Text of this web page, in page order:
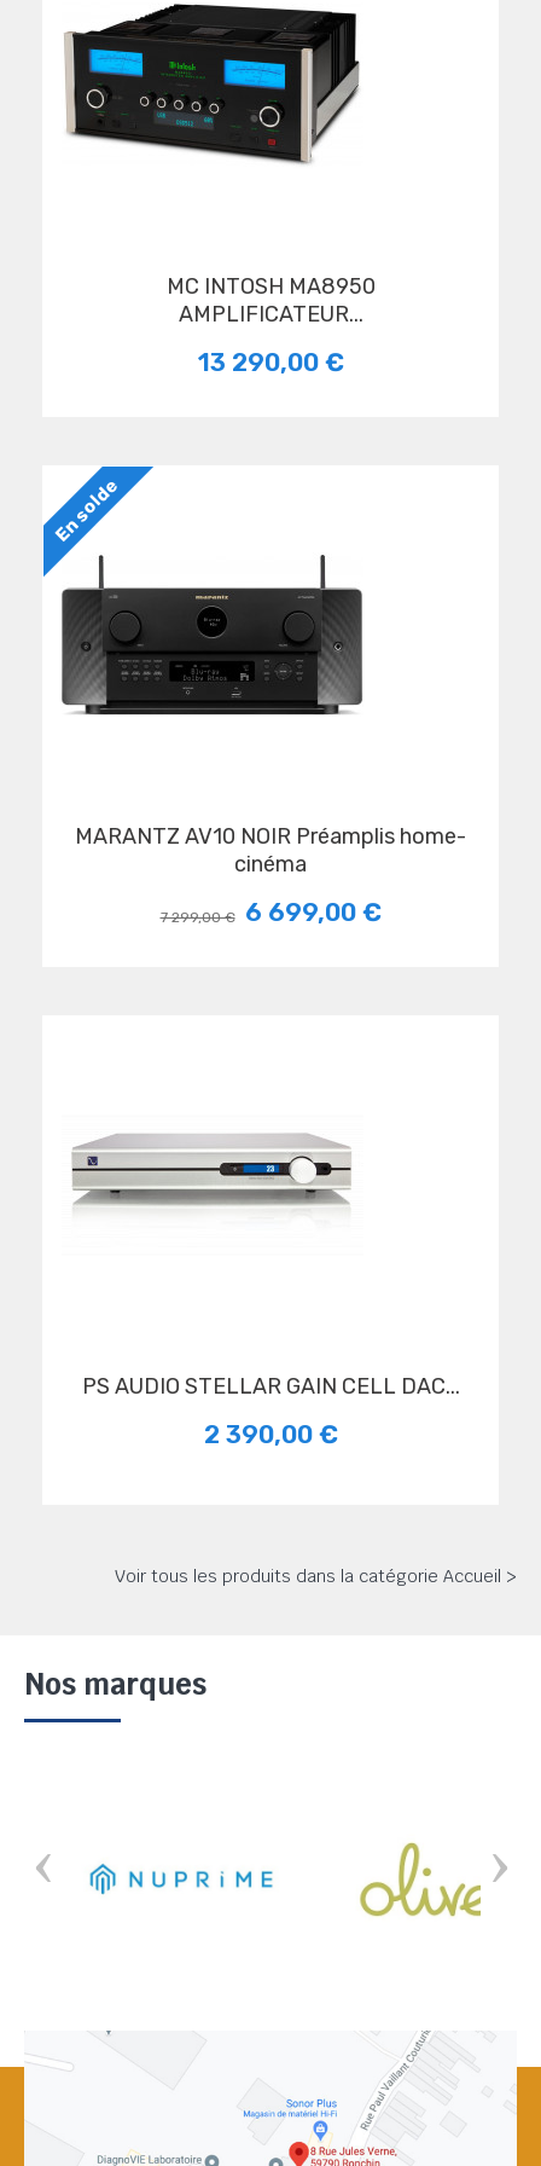
MC INTOSH MA8950
AMPLIFICATEUR...
13 290,00 €
En solde
MARANTZ AV10 NOIR Préamplis home-
cinéma
7 299,00 € 6 699,00 €
PS AUDIO STELLAR GAIN CELL DAC...
2 390,00 €
Voir tous les produits dans la catégorie Accueil >
Nos marques